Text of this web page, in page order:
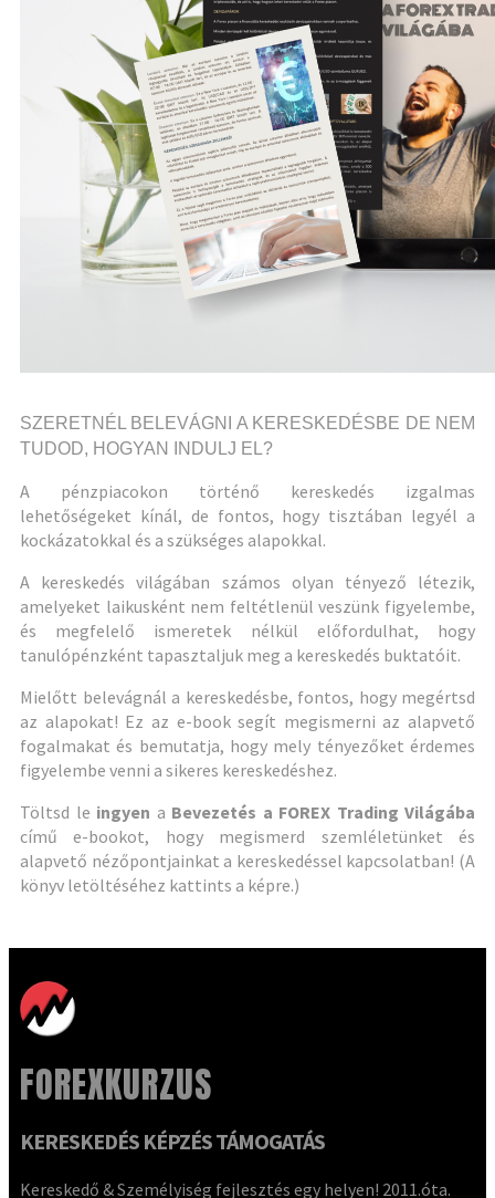
SZERETNÉL BELEVÁGNI A KERESKEDÉSBE DE NEM
TUDOD, HOGYAN INDULJ EL?
A pénzpiacokon történő kereskedés izgalmas
lehetőségeket kínál, de fontos, hogy tisztában legyél a
kockázatokkal és a szükséges alapokkal.
A kereskedés világában számos olyan tényező létezik,
amelyeket laikusként nem feltétlenül veszünk figyelembe,
és megfelelő ismeretek nélkül előfordulhat, hogy
tanulópénzként tapasztaljuk meg a kereskedés buktatóit.
Mielőtt belevágnál a kereskedésbe, fontos, hogy megértsd
az alapokat! Ez az e-book segít megismerni az alapvető
fogalmakat és bemutatja, hogy mely tényezőket érdemes
figyelembe venni a sikeres kereskedéshez.
Töltsd le ingyen a Bevezetés a FOREX Trading Világába
című e-bookot, hogy megismerd szemléletünket és
alapvető nézőpontjainkat a kereskedéssel kapcsolatban! (A
könyv letöltéséhez kattints a képre.)
FOREXKURZUS
KERESKEDÉS KÉPZÉS TÁMOGATÁS
Kereskedő & Személyiség fejlesztés egy helyen! 2011.óta.